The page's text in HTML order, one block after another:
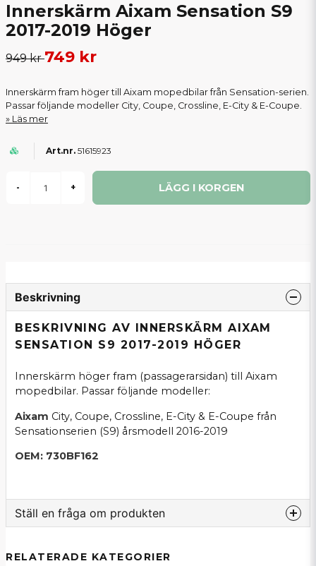
Innerskärm Aixam Sensation S9
2017-2019 Höger
949 kr749 kr
Innerskärm fram höger till Aixam mopedbilar från Sensation-serien.
Passar följande modeller City, Coupe, Crossline, E-City & E-Coupe.
Läs mer
51615923
- + LÄGG I KORGEN
Beskrivning
BESKRIVNING AV INNERSKÄRM AIXAM
SENSATION S9 2017-2019 HÖGER
Innerskärm höger fram (passagerarsidan) till Aixam
mopedbilar. Passar följande modeller:
Aixam City, Coupe, Crossline, E-City & E-Coupe från
Sensationserien (S9) årsmodell 2016-2019
OEM: 730BF162
Ställ en fråga om produkten
Fråga oss om denna produkt...
RELATERADE KATEGORIER